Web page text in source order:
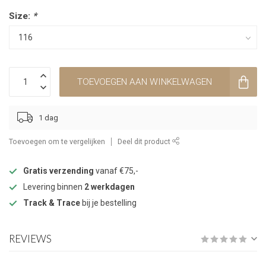
Size: *
TOEVOEGEN AAN WINKELWAGEN
1 dag
Toevoegen om te vergelijken Deel dit product
Gratis verzending vanaf €75,-
Levering binnen 2 werkdagen
Track & Trace bij je bestelling
REVIEWS